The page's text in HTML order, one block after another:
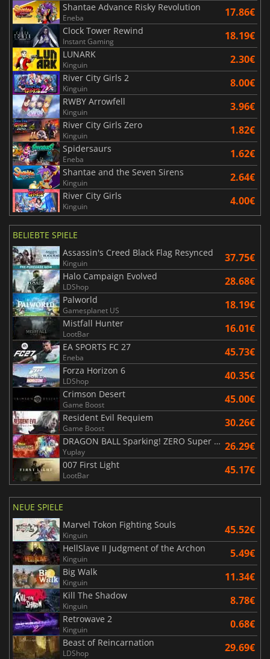
Shantae Advance Risky Revolution
Eneba 17.86€
Clock Tower Rewind
Instant Gaming 18.19€
LUNARK
Kinguin 2.30€
River City Girls 2
Kinguin 8.00€
RWBY Arrowfell
Kinguin 3.96€
River City Girls Zero
Kinguin 1.82€
Spidersaurs
Eneba 1.62€
Shantae and the Seven Sirens
Kinguin 2.64€
River City Girls
Kinguin 4.00€
BELIEBTE SPIELE
Assassin's Creed Black Flag Resynced
Kinguin 37.75€
Halo Campaign Evolved
LDShop 28.68€
Palworld
Gamesplanet US 18.19€
Mistfall Hunter
LootBar 16.01€
EA SPORTS FC 27
Eneba 45.73€
Forza Horizon 6
LDShop 40.35€
Crimson Desert
Game Boost 45.00€
Resident Evil Requiem
Game Boost 30.26€
DRAGON BALL Sparking! ZERO Super Limit Breaking NEO
Yuplay 26.29€
007 First Light
LootBar 45.17€
NEUE SPIELE
Marvel Tokon Fighting Souls
Kinguin 45.52€
HellSlave II Judgment of the Archon
Kinguin 5.49€
Big Walk
Kinguin 11.34€
Kill The Shadow
Kinguin 8.78€
Retrowave 2
Kinguin 0.68€
Beast of Reincarnation
LDShop 29.69€